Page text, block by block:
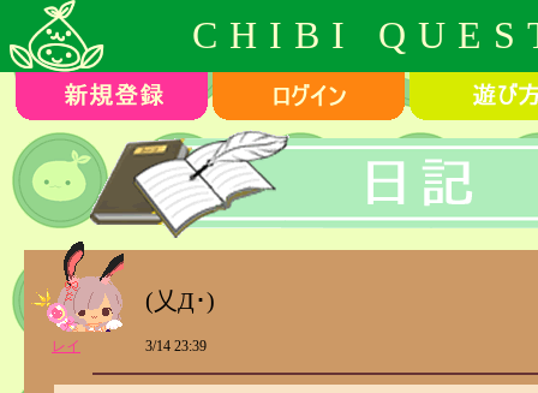
CHIBI
(乂Д･)
レイ 3/14 23:39